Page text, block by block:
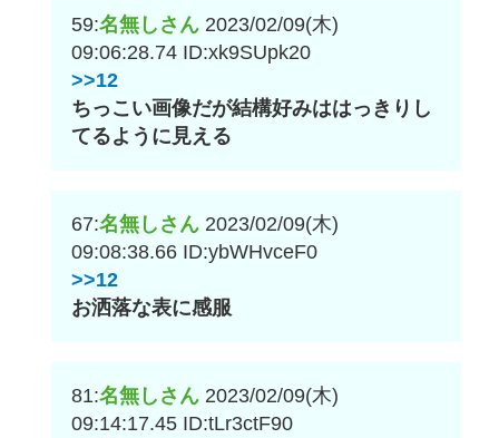
59:名無しさん 2023/02/09(木)
09:06:28.74 ID:xk9SUpk20
>>12
ちっこい画像だが結構好みははっきりし
てるように見える
67:名無しさん 2023/02/09(木)
09:08:38.66 ID:ybWHvceF0
>>12
お洒落な表に感服
81:名無しさん 2023/02/09(木)
09:14:17.45 ID:tLr3ctF90